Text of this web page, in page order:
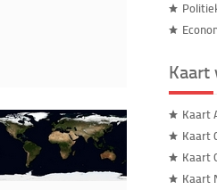
Kaart
Kaart
Kaart
Kaart
Kaart